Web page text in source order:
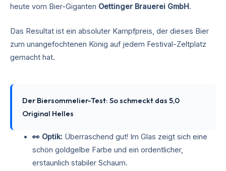
heute vom Bier-Giganten Oettinger Brauerei GmbH.
Das Resultat ist ein absoluter Kampfpreis, der dieses Bier
zum unangefochtenen König auf jedem Festival-Zeltplatz
gemacht hat.
Der Biersommelier-Test: So schmeckt das 5,0
Original Helles
👀 Optik:Überraschend gut! Im Glas zeigt sich eine
schön goldgelbe Farbe und ein ordentlicher,
erstaunlich stabiler Schaum.